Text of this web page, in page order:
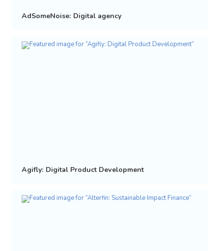
AdSomeNoise: Digital agency
Agifly: Digital Product Development